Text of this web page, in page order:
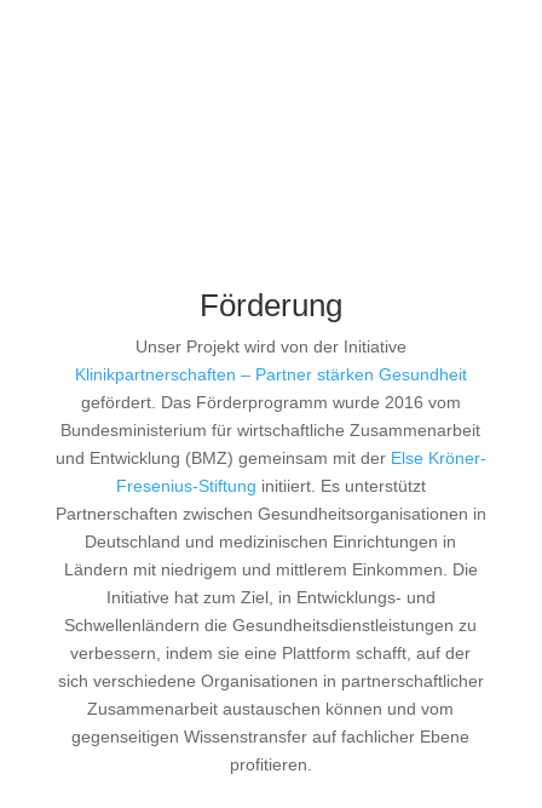
Förderung
Unser Projekt wird von der Initiative
Klinikpartnerschaften – Partner stärken Gesundheit
gefördert. Das Förderprogramm wurde 2016 vom
Bundesministerium für wirtschaftliche Zusammenarbeit
und Entwicklung (BMZ) gemeinsam mit der Else Kröner-
Fresenius-Stiftung initiiert. Es unterstützt
Partnerschaften zwischen Gesundheitsorganisationen in
Deutschland und medizinischen Einrichtungen in
Ländern mit niedrigem und mittlerem Einkommen. Die
Initiative hat zum Ziel, in Entwicklungs- und
Schwellenländern die Gesundheitsdienstleistungen zu
verbessern, indem sie eine Plattform schafft, auf der
sich verschiedene Organisationen in partnerschaftlicher
Zusammenarbeit austauschen können und vom
gegenseitigen Wissenstransfer auf fachlicher Ebene
profitieren.